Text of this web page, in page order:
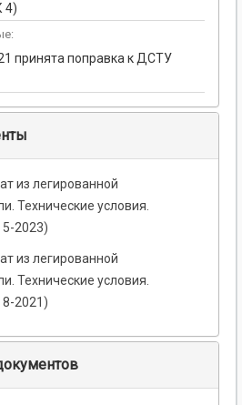
4)
принята поправка к ДСТУ
из легированной
Технические условия.
2023)
из легированной
Технические условия.
2021)